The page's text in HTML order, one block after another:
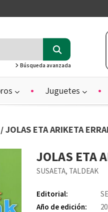
Búsqueda avanzada
Juguetes
/ JOLAS ETA ARIKETA
JOLAS ETA
SUSAETA, TALDEAK
Editorial:
Año de edición: